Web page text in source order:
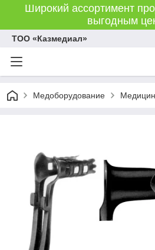
Широкий ассортимент
выгодным
ТОО «Казмедиал»
Медоборудование